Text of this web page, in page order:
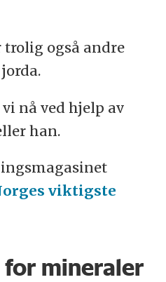
også andre
nå ved hjelp av
han.
viktigste
mineraler